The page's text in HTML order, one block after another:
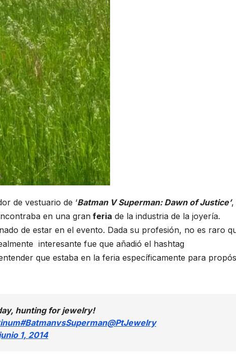
de vestuario de ‘Batman V Superman: Dawn of Justice’,
en una gran feria de la industria de la joyería.
de estar en el evento. Dada su profesión, no es raro
interesante fue que añadió el hashtag
que estaba en la feria específicamente para
hunting for jewelry!
#BatmanvsSuperman@PtJewelry
1, 2014